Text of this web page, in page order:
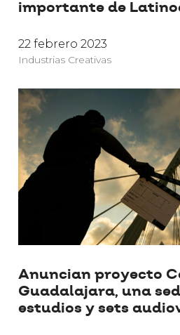
importante de
22 febrero 2023
Industrias Creativas
Anuncian proyecto
Guadalajara, una
estudios y sets